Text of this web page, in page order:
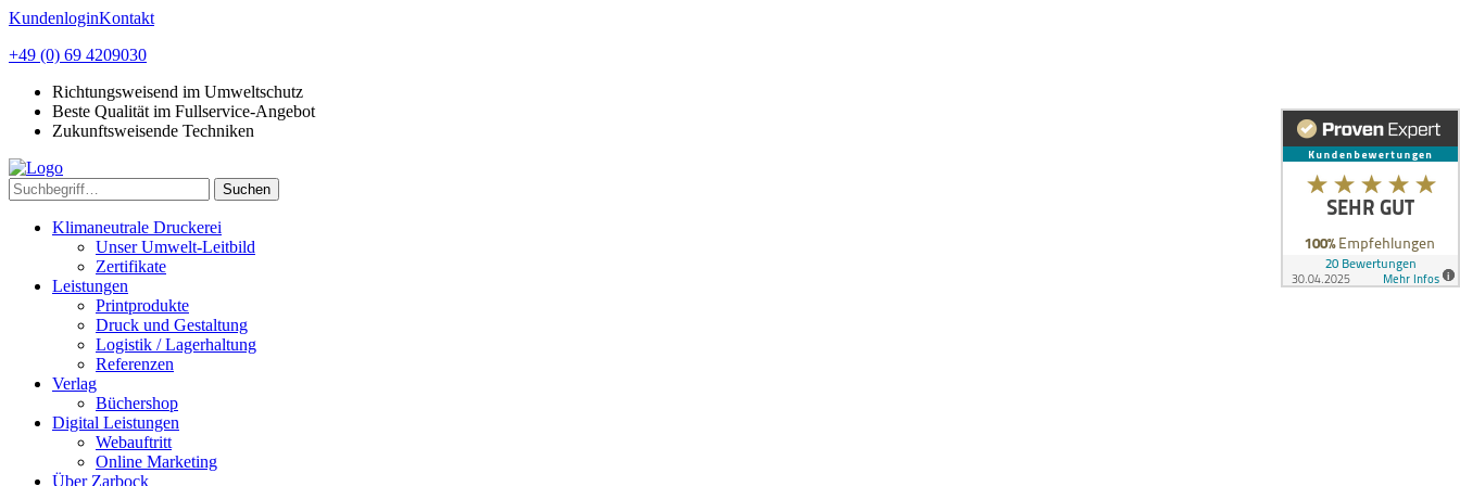
KundenloginKontakt
+49 (0) 69 4209030
Richtungsweisend im Umweltschutz
Beste Qualität im Fullservice-Angebot
Zukunftsweisende Techniken
Suchen
Klimaneutrale Druckerei
Unser Umwelt-Leitbild
Zertifikate
Leistungen
Printprodukte
Druck und Gestaltung
Logistik / Lagerhaltung
Referenzen
Verlag
Büchershop
Digital Leistungen
Webauftritt
Online Marketing
Über Zarbock